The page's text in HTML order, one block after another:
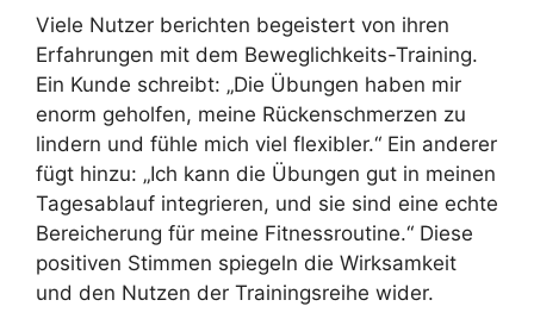
Viele Nutzer berichten begeistert von ihren
Erfahrungen mit dem Beweglichkeits-Training.
Ein Kunde schreibt: „Die Übungen haben mir
enorm geholfen, meine Rückenschmerzen zu
lindern und fühle mich viel flexibler.“ Ein anderer
fügt hinzu: „Ich kann die Übungen gut in meinen
Tagesablauf integrieren, und sie sind eine echte
Bereicherung für meine Fitnessroutine.“ Diese
positiven Stimmen spiegeln die Wirksamkeit
und den Nutzen der Trainingsreihe wider.